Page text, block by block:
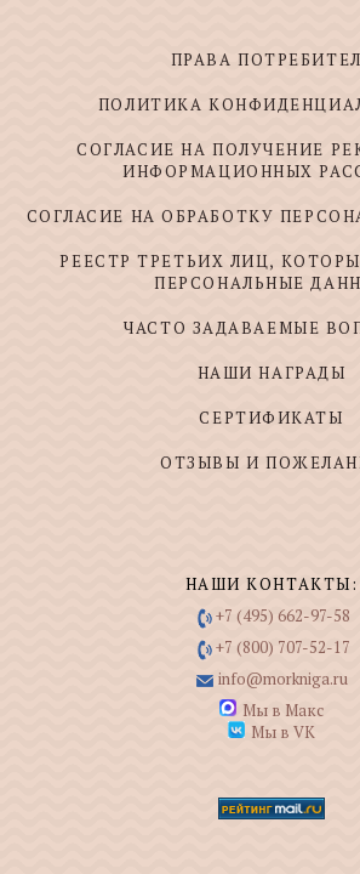
ПРАВА
ПОЛИТИКА
СОГЛАСИЕ НА ПОЛУЧЕНИЕ
ИНФОРМАЦИОННЫХ
СОГЛАСИЕ НА ОБРАБОТКУ
РЕЕСТР ТРЕТЬИХ ЛИЦ,
ПЕРСОНАЛЬНЫЕ
ЧАСТО ЗАДАВАЕМЫЕ
НАШИ НАГРАДЫ
СЕРТИФИКАТЫ
ОТЗЫВЫ И
НАШИ КОНТАКТЫ:
+7 (495) 662-97-58
+7 (800) 707-52-17
info@morkniga.ru
Мы в Макс
Мы в VK